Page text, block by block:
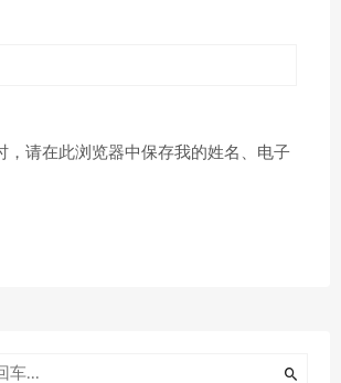
，请在此浏览器中保存我的姓名、电子